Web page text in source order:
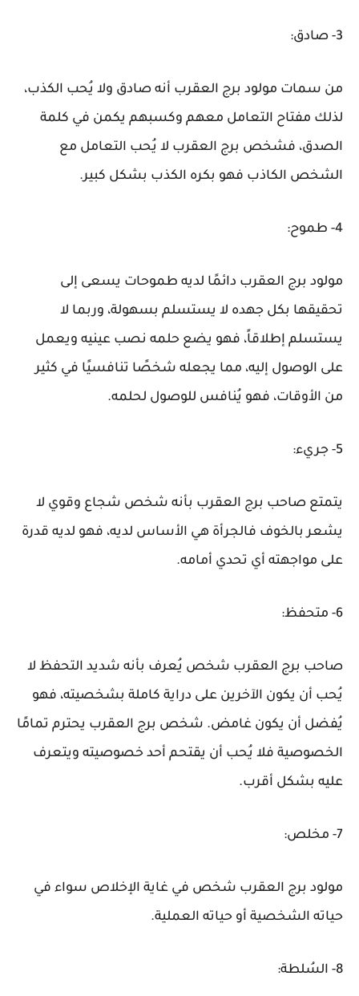
3- صادق:
من سمات مولود برج العقرب أنه صادق ولا يُحب الكذب،
لذلك مفتاح التعامل معهم وكسبهم يكمن في كلمة
الصدق، فشخص برج العقرب لا يُحب التعامل مع
الشخص الكاذب فهو بكره الكذب بشكل كبير.
4- طموح:
مولود برج العقرب دائمًا لديه طموحات يسعى إلى
تحقيقها بكل جهده لا يستسلم بسهولة، وربما لا
يستسلم إطلاقاً، فهو يضع حلمه نصب عينيه ويعمل
على الوصول إليه، مما يجعله شخصًا تنافسيًا في كثير
من الأوقات، فهو يُنافس للوصول لحلمه.
5- جريء:
يتمتع صاحب برج العقرب بأنه شخص شجاع وقوي لا
يشعر بالخوف فالجرأة هي الأساس لديه، فهو لديه قدرة
على مواجهته أي تحدي أمامه.
6- متحفظ:
صاحب برج العقرب شخص يُعرف بأنه شديد التحفظ لا
يُحب أن يكون الآخرين على دراية كاملة بشخصيته، فهو
يُفضل أن يكون غامض. شخص برج العقرب يحترم تمامًا
الخصوصية فلا يُحب أن يقتحم أحد خصوصيته ويتعرف
عليه بشكل أقرب.
7- مخلص:
مولود برج العقرب شخص في غاية الإخلاص سواء في
حياته الشخصية أو حياته العملية.
8- السُلطة: